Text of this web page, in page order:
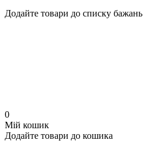
Додайте товари до списку бажань
0
Мій кошик
Додайте товари до кошика